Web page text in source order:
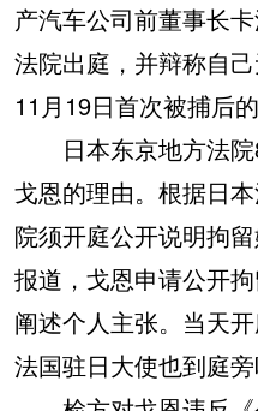
产汽车公司前董事长
法院出庭，并辩称自
11月19日首次被捕后
日本东京地方法院
戈恩的理由。根据日
院须开庭公开说明拘
报道，戈恩申请公开
阐述个人主张。当天
法国驻日大使也到庭旁